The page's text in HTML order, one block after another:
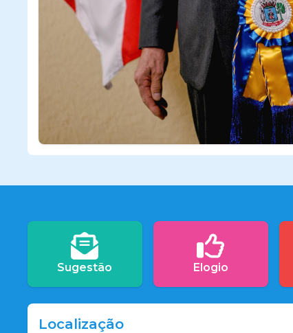
Sugestão Elogio
Localização